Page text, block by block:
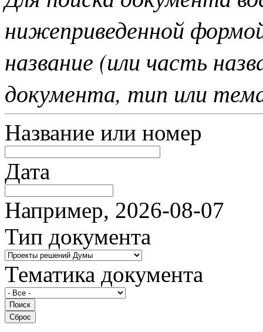
нижеприведенной
название (или часть
документа, тип или
Название или номер
Дата
Например, 2026-08-07
Тип документа
Тематика документа